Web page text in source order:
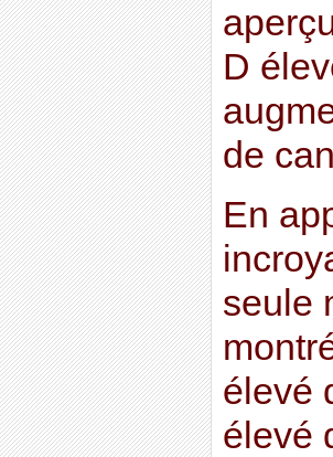
D
de
En
seule
élevé
élevé